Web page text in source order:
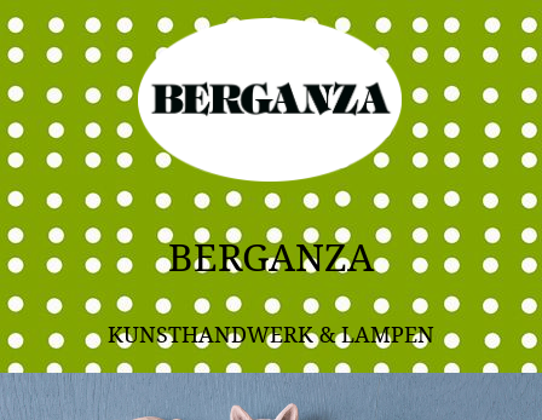
BERGANZA
KUNSTHANDWERK & LAMPEN